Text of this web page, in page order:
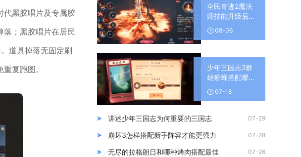
代黑胶唱片及专属胶
落；黑胶唱片在居民
道具掉落无固定刷
复跑图。
全民奇迹2魔法
师技能升级后有
哪些增益效果
08-06
少年三国志2群
雄貂蝉搭配哪些
武将的阵容最强
07-18
讲述少年三国志为何重要的三国志 07-29
崩坏3怎样搭配新手阵容才能更强力 07-28
无尽的拉格朗日和哪种烤肉搭配最佳 07-26